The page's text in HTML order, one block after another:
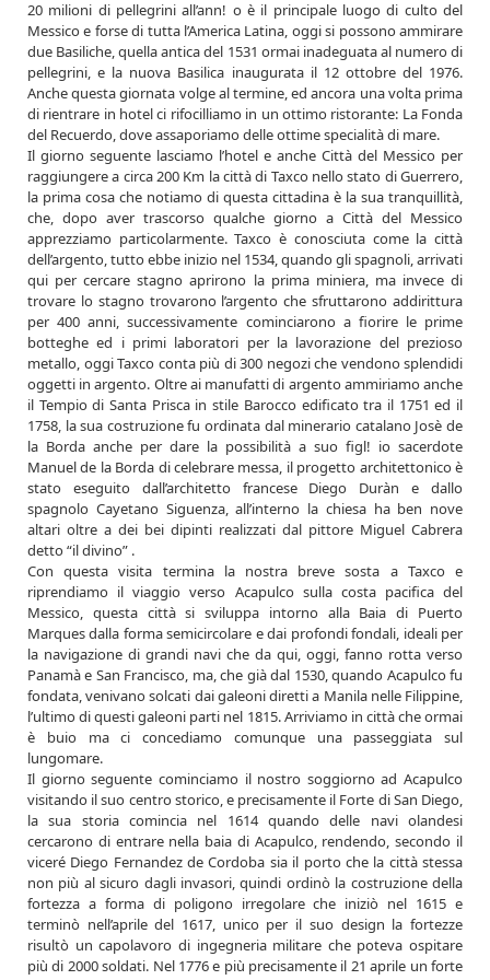
20 milioni di pellegrini all’ann! o è il principale luogo di culto del
Messico e forse di tutta l’America Latina, oggi si possono ammirare
due Basiliche, quella antica del 1531 ormai inadeguata al numero di
pellegrini, e la nuova Basilica inaugurata il 12 ottobre del 1976.
Anche questa giornata volge al termine, ed ancora una volta prima
di rientrare in hotel ci rifocilliamo in un ottimo ristorante: La Fonda
del Recuerdo, dove assaporiamo delle ottime specialità di mare.
Il giorno seguente lasciamo l’hotel e anche Città del Messico per
raggiungere a circa 200 Km la città di Taxco nello stato di Guerrero,
la prima cosa che notiamo di questa cittadina è la sua tranquillità,
che, dopo aver trascorso qualche giorno a Città del Messico
apprezziamo particolarmente. Taxco è conosciuta come la città
dell’argento, tutto ebbe inizio nel 1534, quando gli spagnoli, arrivati
qui per cercare stagno aprirono la prima miniera, ma invece di
trovare lo stagno trovarono l’argento che sfruttarono addirittura
per 400 anni, successivamente cominciarono a fiorire le prime
botteghe ed i primi laboratori per la lavorazione del prezioso
metallo, oggi Taxco conta più di 300 negozi che vendono splendidi
oggetti in argento. Oltre ai manufatti di argento ammiriamo anche
il Tempio di Santa Prisca in stile Barocco edificato tra il 1751 ed il
1758, la sua costruzione fu ordinata dal minerario catalano Josè de
la Borda anche per dare la possibilità a suo figl! io sacerdote
Manuel de la Borda di celebrare messa, il progetto architettonico è
stato eseguito dall’architetto francese Diego Duràn e dallo
spagnolo Cayetano Siguenza, all’interno la chiesa ha ben nove
altari oltre a dei bei dipinti realizzati dal pittore Miguel Cabrera
detto “il divino” .
Con questa visita termina la nostra breve sosta a Taxco e
riprendiamo il viaggio verso Acapulco sulla costa pacifica del
Messico, questa città si sviluppa intorno alla Baia di Puerto
Marques dalla forma semicircolare e dai profondi fondali, ideali per
la navigazione di grandi navi che da qui, oggi, fanno rotta verso
Panamà e San Francisco, ma, che già dal 1530, quando Acapulco fu
fondata, venivano solcati dai galeoni diretti a Manila nelle Filippine,
l’ultimo di questi galeoni parti nel 1815. Arriviamo in città che ormai
è buio ma ci concediamo comunque una passeggiata sul
lungomare.
Il giorno seguente cominciamo il nostro soggiorno ad Acapulco
visitando il suo centro storico, e precisamente il Forte di San Diego,
la sua storia comincia nel 1614 quando delle navi olandesi
cercarono di entrare nella baia di Acapulco, rendendo, secondo il
viceré Diego Fernandez de Cordoba sia il porto che la città stessa
non più al sicuro dagli invasori, quindi ordinò la costruzione della
fortezza a forma di poligono irregolare che iniziò nel 1615 e
terminò nell’aprile del 1617, unico per il suo design la fortezze
risultò un capolavoro di ingegneria militare che poteva ospitare
più di 2000 soldati. Nel 1776 e più precisamente il 21 aprile un forte